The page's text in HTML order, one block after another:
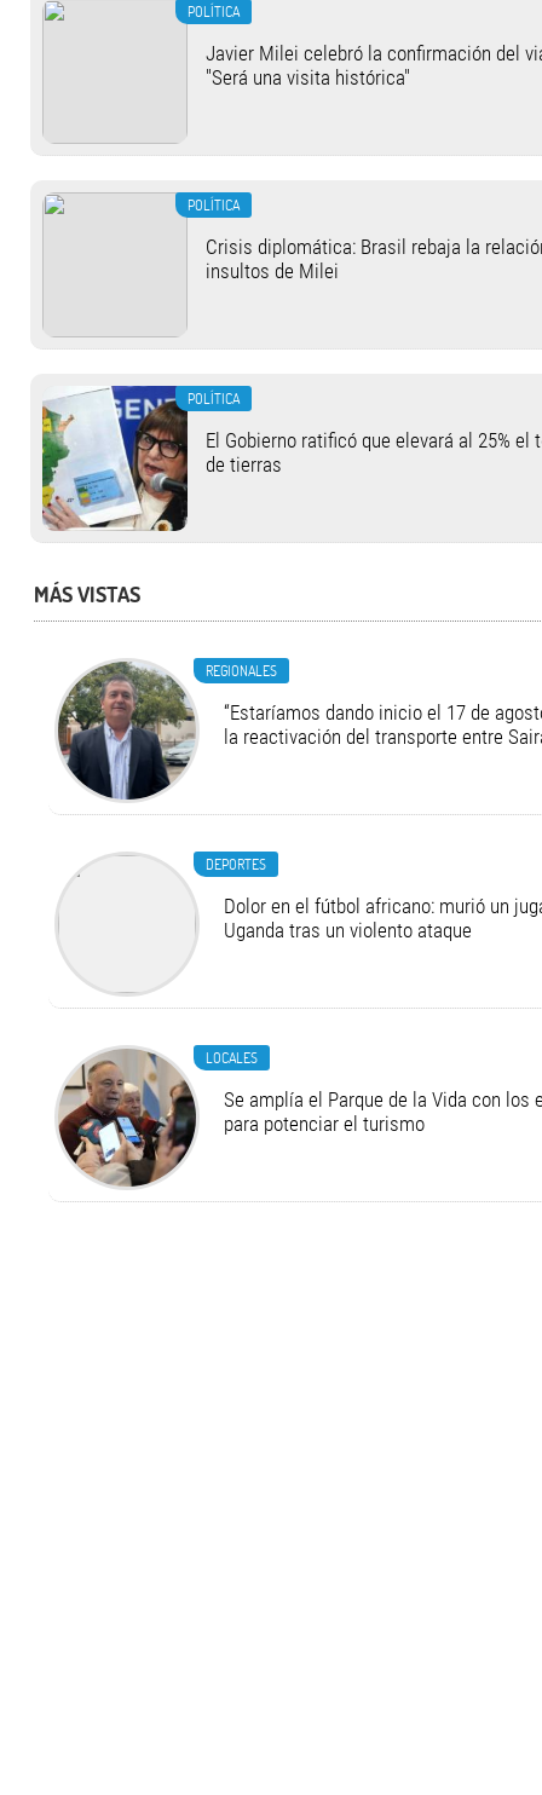
POLÍTICA
Javier Milei celebró la confirmación del
"Será una visita histórica"
POLÍTICA
Crisis diplomática: Brasil rebaja la
insultos de Milei
POLÍTICA
El Gobierno ratificó que elevará al 25%
de tierras
MÁS VISTAS
REGIONALES
“Estaríamos dando inicio el 17 de
la reactivación del transporte entre
DEPORTES
Dolor en el fútbol africano: murió un
Uganda tras un violento ataque
LOCALES
Se amplía el Parque de la Vida con los
para potenciar el turismo